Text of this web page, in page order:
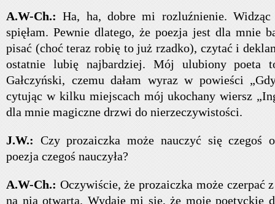
A.W-Ch.:Ha, ha, dobre mi rozluźnienie.
spięłam. Pewnie dlatego, że poezja jest dla mnie
pisać (choć teraz robię to już rzadko), czytać i
ostatnie lubię najbardziej. Mój ulubiony poeta
Gałczyński, czemu dałam wyraz w powieści
cytując w kilku miejscach mój ukochany wiersz
dla mnie magiczne drzwi do nierzeczywistości.
J.W.: Czy prozaiczka może nauczyć się czegoś
poezja czegoś nauczyła?
A.W-Ch.: Oczywiście, że prozaiczka może czerpać
na nią otwarta. Wydaje mi się, że moje poetyckie